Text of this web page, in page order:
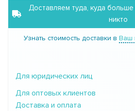
Доставляем туда, куда
никто
Узнать стоимость доставки в Ваш
Для юридических лиц
Для оптовых клиентов
Доставка и оплата